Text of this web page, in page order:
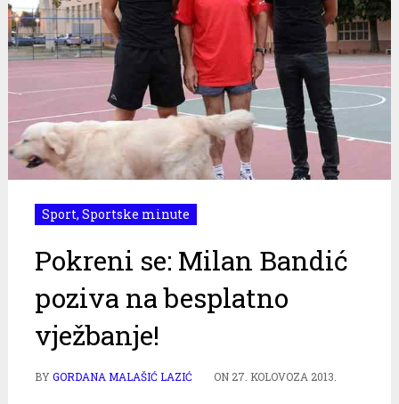
Sport, Sportske minute
Pokreni se: Milan Bandić
poziva na besplatno
vježbanje!
BYGORDANA MALAŠIĆ LAZIĆ ON 27. KOLOVOZA 2013.